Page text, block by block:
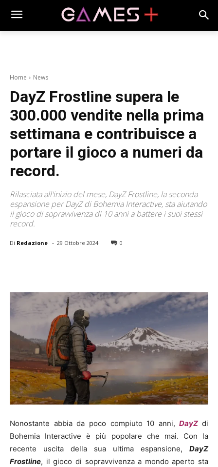
Home News
DayZ Frostline supera le
300.000 vendite nella prima
settimana e contribuisce a
portare il gioco a numeri da
record.
Rilasciata all'inizio del mese, DayZ Frostline, la seconda
espansione per DayZ di Bohemia Interactive, sta aiutando
il gioco di sopravvivenza di 10 anni a battere i suoi stessi
record.
Di Redazione - 29 Ottobre 2024 0
Nonostante abbia da poco compiuto 10 anni,DayZ di
Bohemia Interactive è più popolare che mai. Con la
recente uscita della sua ultima espansione, DayZ
Frostline, il gioco di sopravvivenza a mondo aperto sta